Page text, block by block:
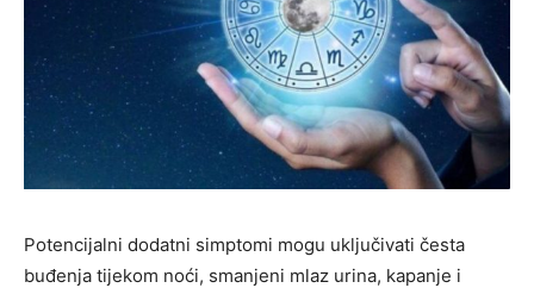
Potencijalni dodatni simptomi mogu uključivati ​​česta
buđenja tijekom noći, smanjeni mlaz urina, kapanje i